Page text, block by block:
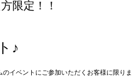
限定！！
♪
イベントにご参加いただくお客様に限りま